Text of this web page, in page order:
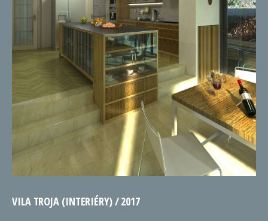
VILA TROJA (INTERIÉRY) / 2017